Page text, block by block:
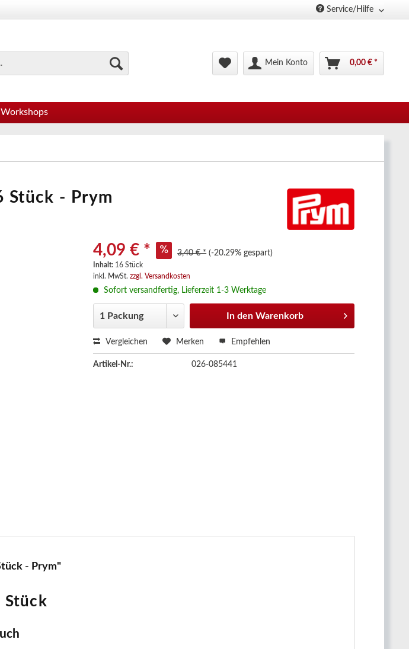
Service/Hilfe
Mein Konto 0,00 € *
Stück - Prym
4,09 € * 3,40 € * (-20.29% gespart)
Inhalt: 16 Stück
inkl. MwSt.zzgl. Versandkosten
Sofort versandfertig, Lieferzeit 1-3 Werktage
In den Warenkorb
Vergleichen Merken Empfehlen
Artikel-Nr.: 026-085441
- Prym"
Stück